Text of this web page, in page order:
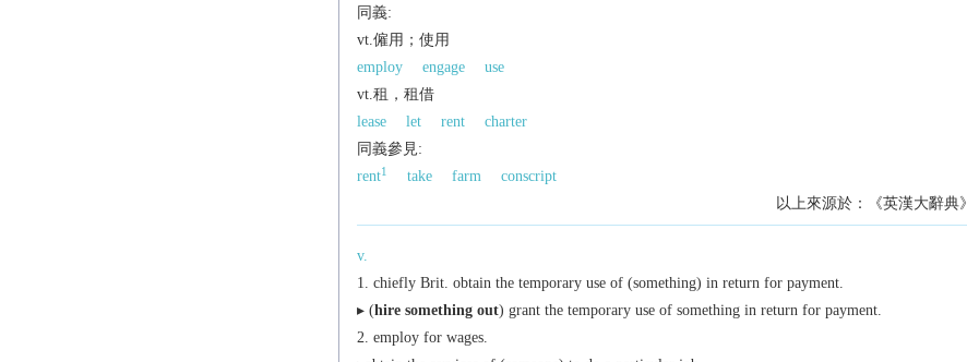
同義:
vt.僱用；使用
employ
engage
use
vt.租，租借
lease
let rent
charter
同義參見:
rent1 take farm
conscript
以上來源於：《英漢大辭典》
v.
chiefly Brit. obtain the temporary use of (something) in return for payment.
▸ (hire something out) grant the temporary use of something in return for payment.
employ for wages.